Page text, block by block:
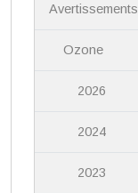
Avertissements
Ozone
2026
2024
2023